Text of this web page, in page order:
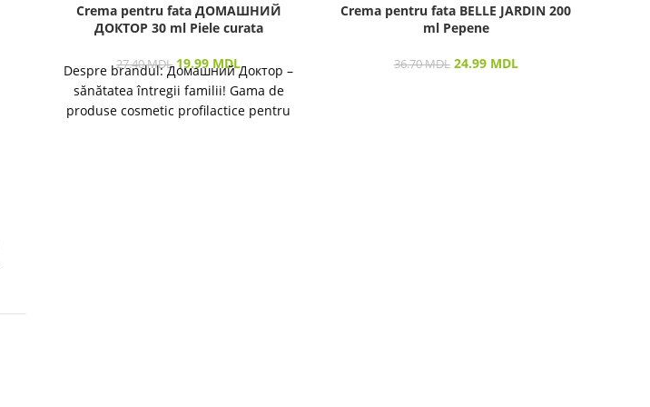
Crema pentru fata ДОМАШНИЙ
ДОКТОР 30 ml Piele curata
27.40MDL 19.99 MDL
Despre brandul: Домашний Доктор –
sănătatea întregii familii! Gama de
produse cosmetic profilactice pentru
Crema pentru fata BELLE JARDIN 200
ml Pepene
36.70MDL 24.99 MDL